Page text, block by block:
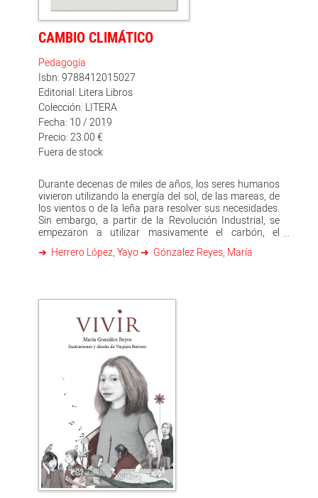
CAMBIO CLIMÁTICO
Pedagogía
Isbn: 9788412015027
Editorial: Litera Libros
Colección: LITERA
Fecha: 10 / 2019
Precio: 23.00 €
Fuera de stock
Durante decenas de miles de años, los seres humanos
vivieron utilizando la energía del sol, de las mareas, de
los vientos o de la leña para resolver sus necesidades.
Sin embargo, a partir de la Revolución Industrial, se
empezaron a utilizar masivamente el carbón, el
marcha una economía capaz de producir enormes
calentamiento global y con él, el cambio climático, un
problema ecológico que pone en riesgo la vida tal y
como la conocemos. CAMBIO CLIMÁTICO nos cuenta
todo sobre este problema, porque ¿comprendemos
bien qué es el cambio climático?, ¿cómo se ha
producido?, ¿sabemos cómo afecta a los bosques, al
agua o a los animales?, ¿cómo nos afecta a las
personas? Y, sobre todo, ¿sabemos qué podemos
hacer para afrontar el problema?
Herrero López, Yayo Gónzalez Reyes, María